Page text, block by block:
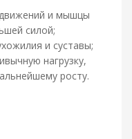
и мышцы
силой;
и суставы;
нагрузку,
росту.